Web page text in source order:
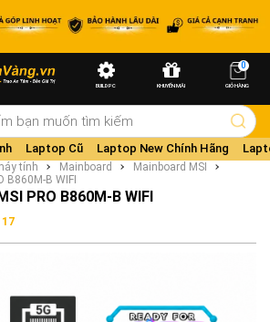
BUILD PC KHUYẾN MÃI
0
GIỎ HÀNG
Laptop Cũ Laptop New Chính Hãng
tính Mainboard
Mainboard MSI
B860M-B WIFI
PRO B860M-B WIFI